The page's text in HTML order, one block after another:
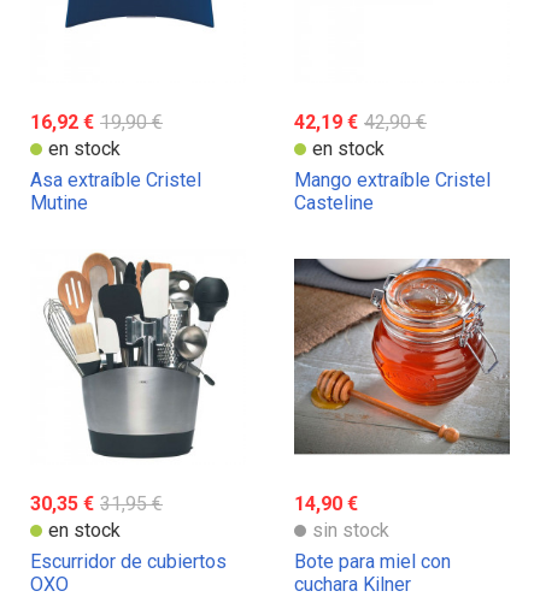
16,92 € 19,90 €
en stock
Asa extraíble Cristel
Mutine
42,19 € 42,90 €
en stock
Mango extraíble Cristel
Casteline
30,35 € 31,95 €
en stock
Escurridor de cubiertos
OXO
14,90 €
sin stock
Bote para miel con
cuchara Kilner